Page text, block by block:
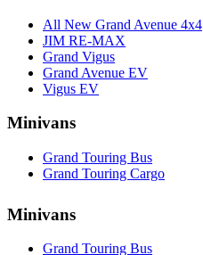
All New Grand Avenue 4x4
JIM RE-MAX
Grand Vigus
Grand Avenue EV
Vigus EV
Minivans
Grand Touring Bus
Grand Touring Cargo
Minivans
Grand Touring Bus